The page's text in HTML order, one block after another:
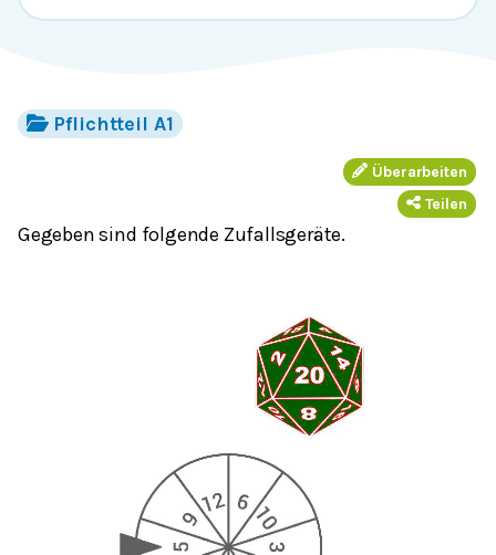
Pflichtteil A1
Überarbeiten
Teilen
Gegeben sind folgende Zufallsgeräte.